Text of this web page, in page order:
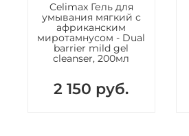
Celimax Гель для
умывания мягкий с
африканским
миротамнусом - Dual
barrier mild gel
cleanser, 200мл
2 150 руб.